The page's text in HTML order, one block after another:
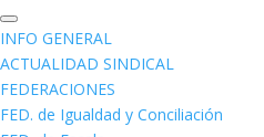
INFO GENERAL
ACTUALIDAD SINDICAL
FEDERACIONES
FED. de Igualdad y Conciliación